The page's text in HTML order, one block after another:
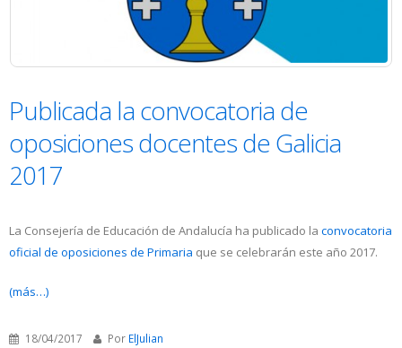
Publicada la convocatoria de
oposiciones docentes de Galicia
2017
La Consejería de Educación de Andalucía ha publicado la convocatoria
oficial de oposiciones de Primaria que se celebrarán este año 2017.
(más…)
18/04/2017 Por ElJulian